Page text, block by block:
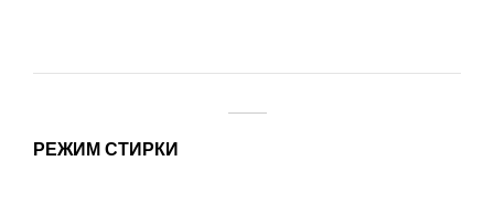
РЕЖИМ СТИРКИ